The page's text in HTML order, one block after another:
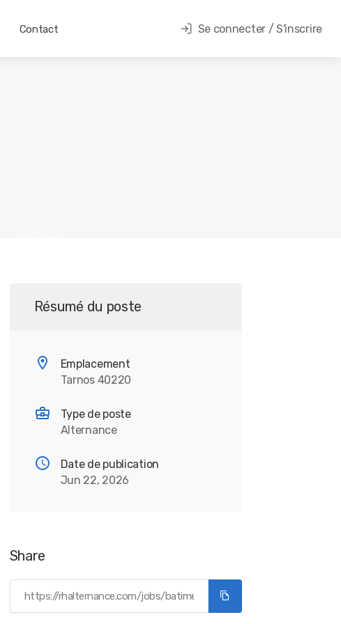
Contact Se connecter / S'inscrire
Résumé du poste
Emplacement
Tarnos 40220
Type de poste
Alternance
Date de publication
Jun 22, 2026
Share